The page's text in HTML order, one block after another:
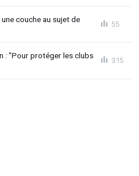
couche au sujet de
55
: "Pour protéger les clubs
315